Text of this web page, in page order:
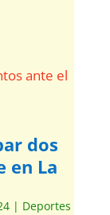
dos
en La
| Deportes